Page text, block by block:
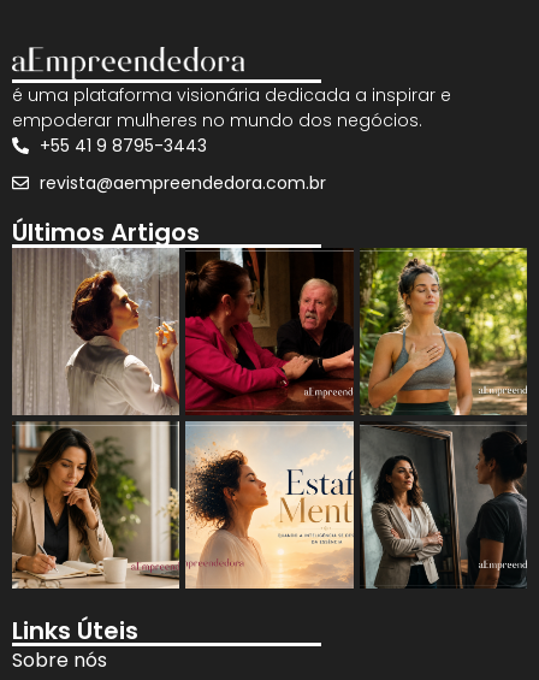
é uma plataforma visionária dedicada a inspirar e
empoderar mulheres no mundo dos negócios.
+55 41 9 8795-3443
revista@aempreendedora.com.br
Últimos Artigos
Links Úteis
Sobre nós